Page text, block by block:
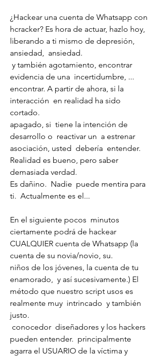
¿Hackear una cuenta de Whatsapp con
hcracker? Es hora de actuar, hazlo hoy,
liberando a ti mismo de depresión,
ansiedad,  ansiedad.
evidencia de una  incertidumbre, ...
encontrar. A partir de ahora, si la
interacción  en realidad ha sido
cortado.
apagado, si  tiene la intención de
desarrollo o  reactivar un  a estrenar
asociación, usted  debería  entender.
Realidad es bueno, pero saber
demasiada verdad.
Es dañino.  Nadie  puede mentira para
ti.  Actualmente es el...
En el siguiente pocos  minutos
ciertamente podrá de hackear
CUALQUIER cuenta de Whatsapp (la
cuenta de su novia/novio, su.
niños de los jóvenes, la cuenta de tu
enamorado,  y así sucesivamente.) El
método que nuestro script usos es
realmente muy  intrincado  y también
justo.
pueden entender.  principalmente
agarra el USUARIO de la víctima y